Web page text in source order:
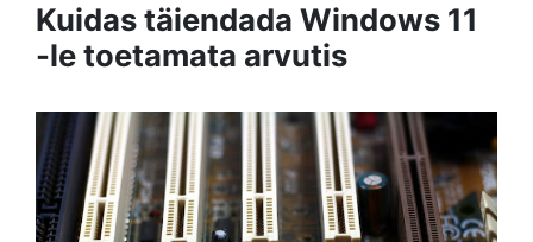
Kuidas täiendada Windows 11
-le toetamata arvutis